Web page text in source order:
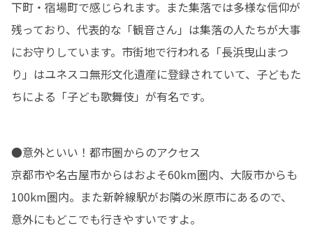
下町・宿場町で感じられます。また集落では多様な信仰が
残っており、代表的な「観音さん」は集落の人たちが大事
にお守りしています。市街地で行われる「長浜曳山まつ
り」はユネスコ無形文化遺産に登録されていて、子どもた
ちによる「子ども歌舞伎」が有名です。
●意外といい！都市圏からのアクセス
京都市や名古屋市からはおよそ60km圏内、大阪市からも
100km圏内。また新幹線駅がお隣の米原市にあるので、
意外にもどこでも行きやすいですよ。